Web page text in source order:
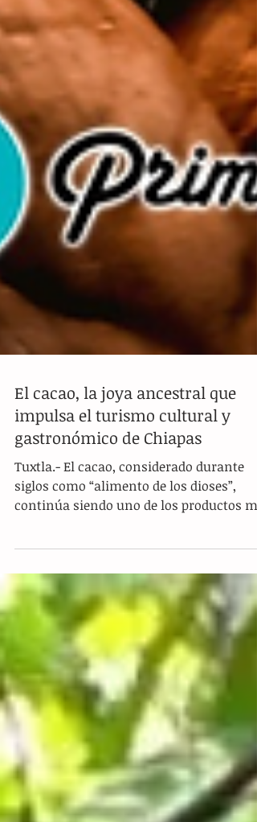
El cacao, la joya ancestral que
impulsa el turismo cultural y
gastronómico de Chiapas
Tuxtla.- El cacao, considerado durante
siglos como “alimento de los dioses”,
mesoamericana y un pilar para el
cultural en Chiapas. Su historia,
profundamente ligada a mayas y aztecas,
ha trascendido fronteras hasta
convertirse en el origen del chocolate
moderno, uno de los sabores más
apreciados del mundo. En Mesoamérica,
el cacao tenía un papel sagrado: era
ofrenda ceremonial, símbolo de
prosperida